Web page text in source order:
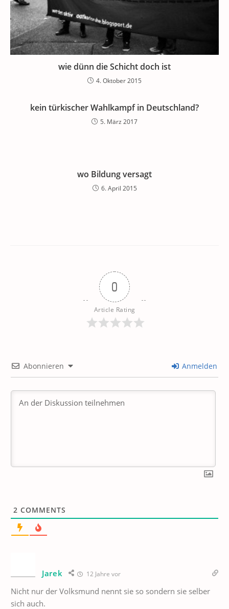
wie dünn die Schicht doch ist
4. Oktober 2015
kein türkischer Wahlkampf in Deutschland?
5. März 2017
wo Bildung versagt
6. April 2015
0
Article Rating
Abonnieren Anmelden
2 COMMENTS
Jarek 12 Jahre vor
Nicht nur der Volksmund nennt sie so sondern sie selber
sich auch.